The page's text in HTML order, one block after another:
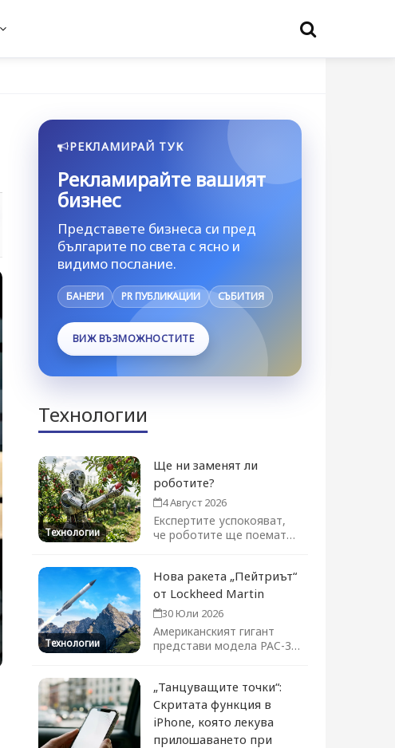
РЕКЛАМИРАЙ ТУК
Рекламирайте вашият
бизнес
Представете бизнеса си пред
българите по света с ясно и
видимо послание.
БАНЕРИ PR ПУБЛИКАЦИИ СЪБИТИЯ
ВИЖ ВЪЗМОЖНОСТИТЕ
Технологии
Технологии
Ще ни заменят ли
роботите?
4 Август 2026
Експертите успокояват,
че роботите ще поемат
Технологии
Нова ракета „Пейтриът“
от Lockheed Martin
30 Юли 2026
Американският гигант
представи модела PAC-3
прехващач...
„Танцуващите точки“:
Скритата функция в
iPhone, която лекува
прилошаването при